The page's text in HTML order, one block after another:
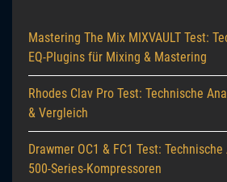
Mastering The Mix MIXVAULT Test:
EQ-Plugins für Mixing & Mastering
Rhodes Clav Pro Test: Technische
& Vergleich
Drawmer OC1 & FC1 Test:
500-Series-Kompressoren